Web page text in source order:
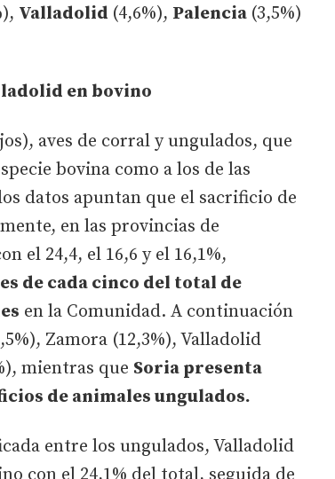
Valladolid (4,6%), Palencia (3,5%)
en bovino
aves de corral y ungulados, que
bovina como a los de las
datos apuntan que el sacrificio de
en las provincias de
el 24,4, el 16,6 y el 16,1%,
de cada cinco del total de
en la Comunidad. A continuación
Zamora (12,3%), Valladolid
mientras que Soria presenta
de animales ungulados.
entre los ungulados, Valladolid